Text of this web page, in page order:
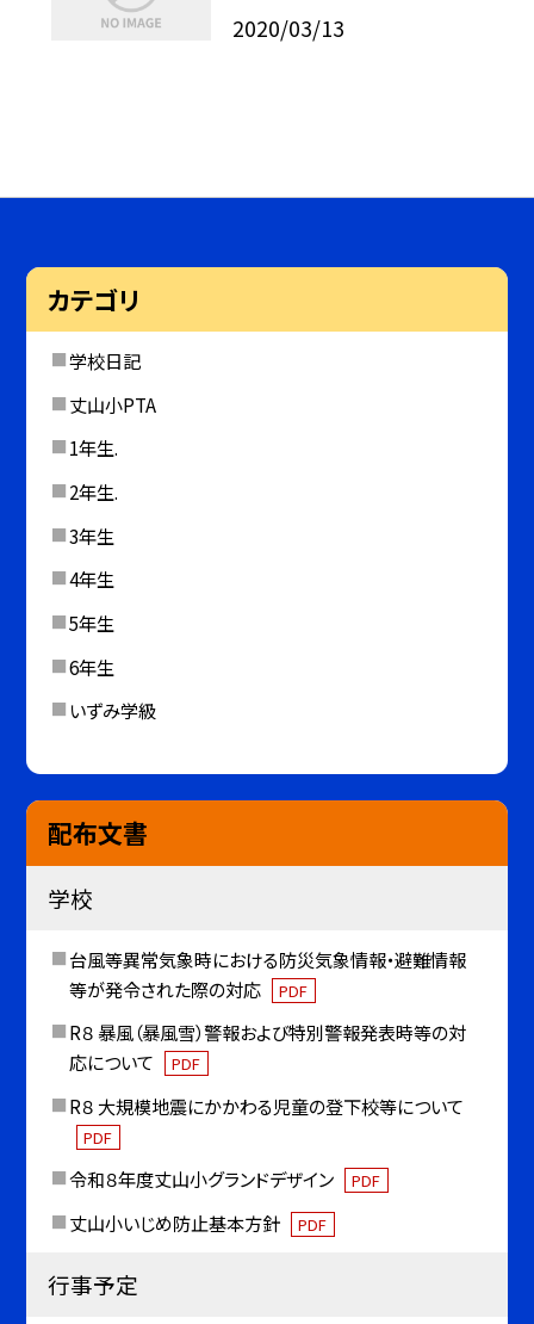
2020/03/13
カテゴリ
学校日記
丈山小PTA
1年生.
2年生.
3年生
4年生
5年生
6年生
いずみ学級
配布文書
学校
台風等異常気象時における防災気象情報・避難情報
等が発令された際の対応
PDF
R８ 暴風（暴風雪）警報および特別警報発表時等の対
応について
PDF
R８ 大規模地震にかかわる児童の登下校等について
PDF
令和８年度丈山小グランドデザイン PDF
丈山小いじめ防止基本方針 PDF
行事予定